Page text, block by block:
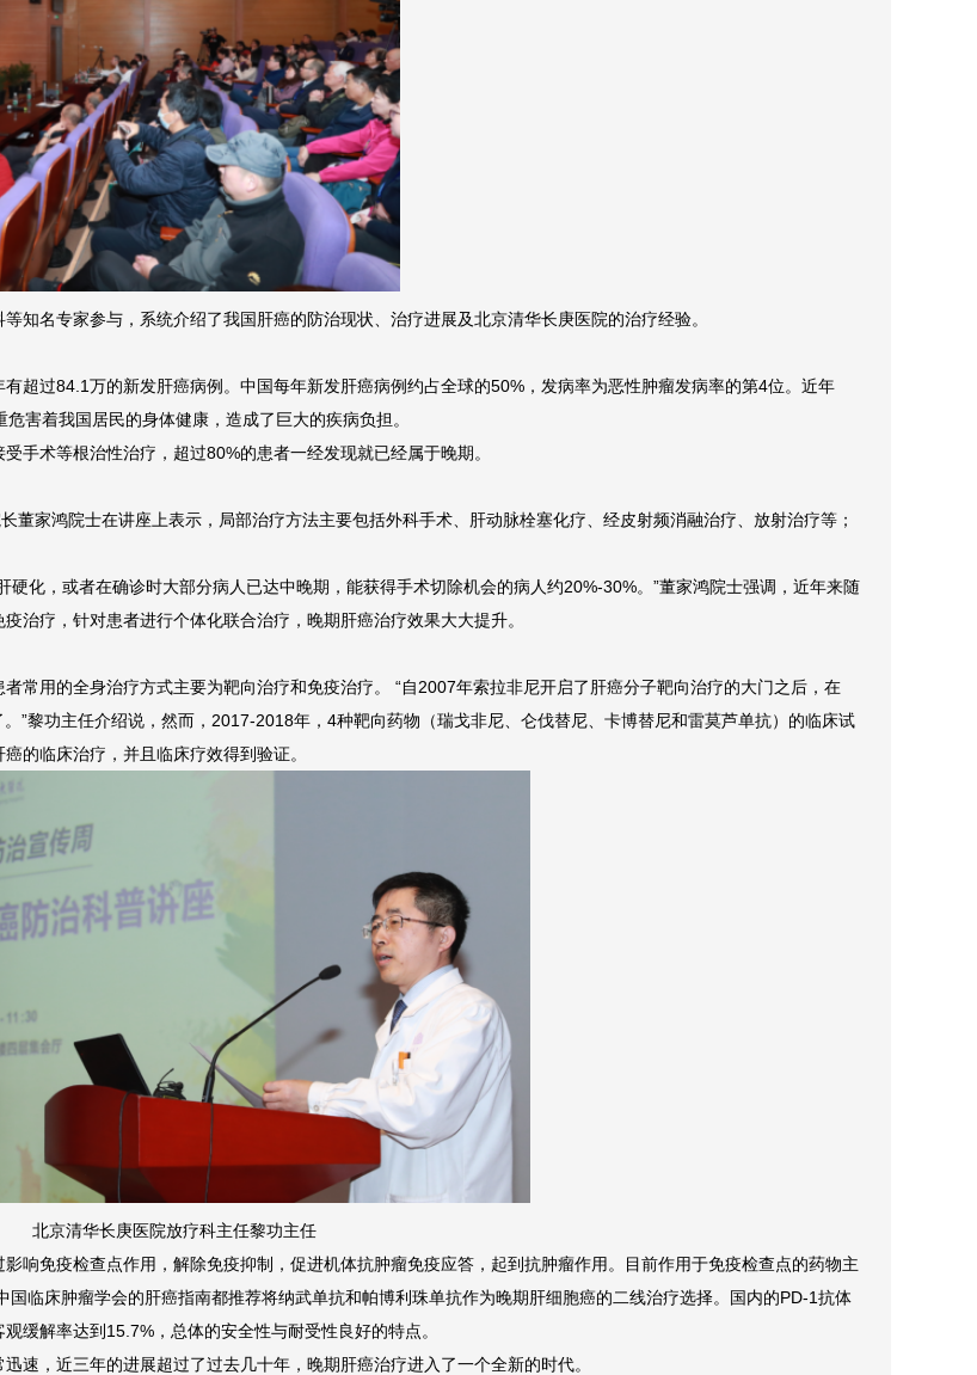
知名专家参与，系统介绍了我国肝癌的防治现状、治疗进展及北京清华长庚医院的治疗经验。
超过84.1万的新发肝癌病例。中国每年新发肝癌病例约占全球的50%，发病率为恶性肿瘤发病率的第4位。近年
害着我国居民的身体健康，造成了巨大的疾病负担。
手术等根治性治疗，超过80%的患者一经发现就已经属于晚期。
董家鸿院士在讲座上表示，局部治疗方法主要包括外科手术、肝动脉栓塞化疗、经皮射频消融治疗、放射治疗等；
化，或者在确诊时大部分病人已达中晚期，能获得手术切除机会的病人约20%-30%。”董家鸿院士强调，近年来随
治疗，针对患者进行个体化联合治疗，晚期肝癌治疗效果大大提升。
常用的全身治疗方式主要为靶向治疗和免疫治疗。 “自2007年索拉非尼开启了肝癌分子靶向治疗的大门之后，在
”黎功主任介绍说，然而，2017-2018年，4种靶向药物（瑞戈非尼、仑伐替尼、卡博替尼和雷莫芦单抗）的临床试
的临床治疗，并且临床疗效得到验证。
北京清华长庚医院放疗科主任黎功主任
响免疫检查点作用，解除免疫抑制，促进机体抗肿瘤免疫应答，起到抗肿瘤作用。目前作用于免疫检查点的药物主
临床肿瘤学会的肝癌指南都推荐将纳武单抗和帕博利珠单抗作为晚期肝细胞癌的二线治疗选择。国内的PD-1抗体
缓解率达到15.7%，总体的安全性与耐受性良好的特点。
速，近三年的进展超过了过去几十年，晚期肝癌治疗进入了一个全新的时代。